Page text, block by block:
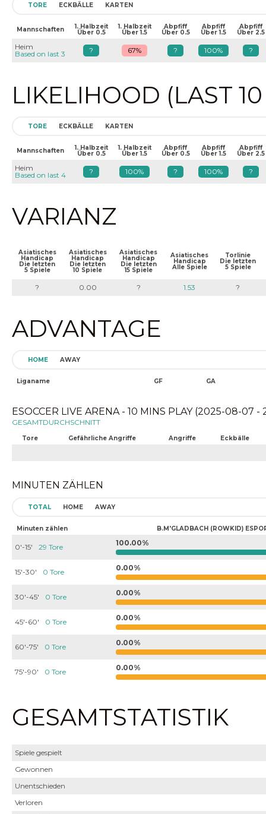
TORE ECKBÄLLE KARTEN
Mannschaften 1. Halbzeit
Über 0.5
1. Halbzeit
Über 1.5
Abpfiff
Über 0.5
Abpfiff
Über 1.5
Abpfiff
Über 2.5
Heim
Based on last 3
? 67% ? 100% ?
LIKELIHOOD (LAST
TORE ECKBÄLLE KARTEN
Mannschaften 1. Halbzeit
Über 0.5
1. Halbzeit
Über 1.5
Abpfiff
Über 0.5
Abpfiff
Über 1.5
Abpfiff
Über 2.5
Heim
Based on last 4
? 100% ? 100% ?
VARIANZ
Asiatisches
Handicap
Die letzten
5 Spiele
Asiatisches
Handicap
Die letzten
10 Spiele
Asiatisches
Handicap
Die letzten
15 Spiele
Asiatisches
Handicap
Alle Spiele
Torlinie
Die letzten
5 Spiele
? 0.00 ? 1.53 ?
ADVANTAGE
HOME AWAY
Liganame GF GA
ESOCCER LIVE ARENA - 10 MINS PLAY (2025-08-07
GESAMTDURCHSCHNITT
Tore Gefährliche Angriffe Angriffe Eckbälle
MINUTEN ZÄHLEN
TOTAL HOME AWAY
Minuten zählen B.M'GLADBACH (ROWKID)
0'-15' 29 Tore 100.00%
15'-30' 0 Tore 0.00%
30'-45' 0 Tore 0.00%
45'-60' 0 Tore 0.00%
60'-75' 0 Tore 0.00%
75'-90' 0 Tore 0.00%
GESAMTSTATISTIK
Spiele gespielt
Gewonnen
Unentschieden
Verloren